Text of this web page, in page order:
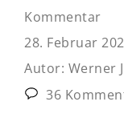
Kommentar
28. Februar
Autor: Werner
36